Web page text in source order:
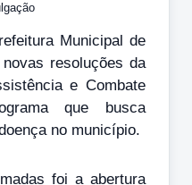
Municipal de
resoluções da
e Combate
que busca
no município.
foi a abertura